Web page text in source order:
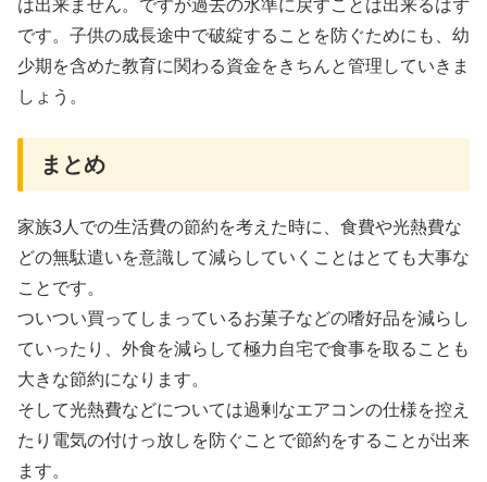
は出来ません。ですが過去の水準に戻すことは出来るはず
です。子供の成長途中で破綻することを防ぐためにも、幼
少期を含めた教育に関わる資金をきちんと管理していきま
しょう。
まとめ
家族3人での生活費の節約を考えた時に、食費や光熱費な
どの無駄遣いを意識して減らしていくことはとても大事な
ことです。
ついつい買ってしまっているお菓子などの嗜好品を減らし
ていったり、外食を減らして極力自宅で食事を取ることも
大きな節約になります。
そして光熱費などについては過剰なエアコンの仕様を控え
たり電気の付けっ放しを防ぐことで節約をすることが出来
ます。